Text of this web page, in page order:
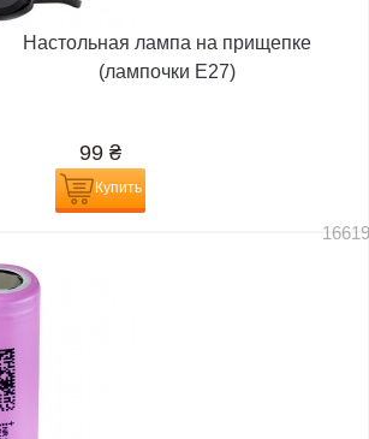
Настольная лампа на прищепке
(лампочки E27)
99 ₴
Купить